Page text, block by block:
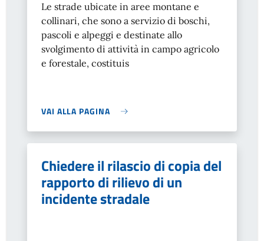
Le strade ubicate in aree montane e
collinari, che sono a servizio di boschi,
pascoli e alpeggi e destinate allo
svolgimento di attività in campo agricolo
e forestale, costituis
VAI ALLA PAGINA
Chiedere il rilascio di copia del
rapporto di rilievo di un
incidente stradale